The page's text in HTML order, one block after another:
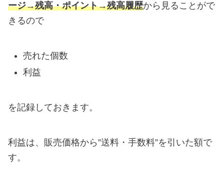
ージ→残高・ポイント→残高履歴から見ることがで
きるので
売れた個数
利益
を記録しておきます。
利益は、販売価格から”送料・手数料”を引いた額で
す。